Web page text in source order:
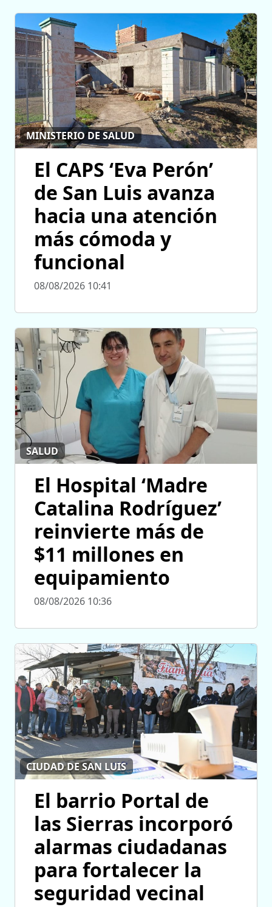
MINISTERIO DE SALUD
El CAPS ‘Eva Perón’
de San Luis avanza
hacia una atención
más cómoda y
funcional
08/08/2026 10:41
SALUD
El Hospital ‘Madre
Catalina Rodríguez’
reinvierte más de
$11 millones en
equipamiento
08/08/2026 10:36
CIUDAD DE SAN LUIS
El barrio Portal de
las Sierras incorporó
alarmas ciudadanas
para fortalecer la
seguridad vecinal